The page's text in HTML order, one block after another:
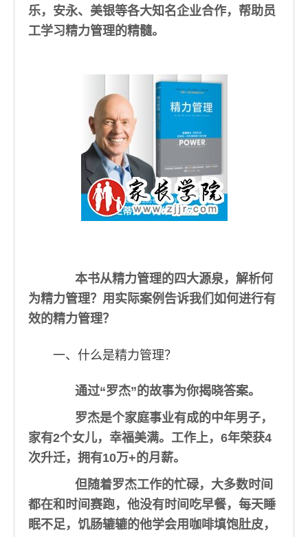
乐，安永、美银等各大知名企业合作，帮助员
工学习精力管理的精髓。
本书从精力管理的四大源泉，解析何
为精力管理？用实际案例告诉我们如何进行有
效的精力管理？
一、什么是精力管理？
通过“罗杰”的故事为你揭晓答案。
罗杰是个家庭事业有成的中年男子，
家有2个女儿，幸福美满。工作上，6年荣获4
次升迁，拥有10万+的月薪。
但随着罗杰工作的忙碌，大多数时间
都在和时间赛跑，他没有时间吃早餐，每天睡
眠不足，饥肠辘辘的他学会用咖啡填饱肚皮，